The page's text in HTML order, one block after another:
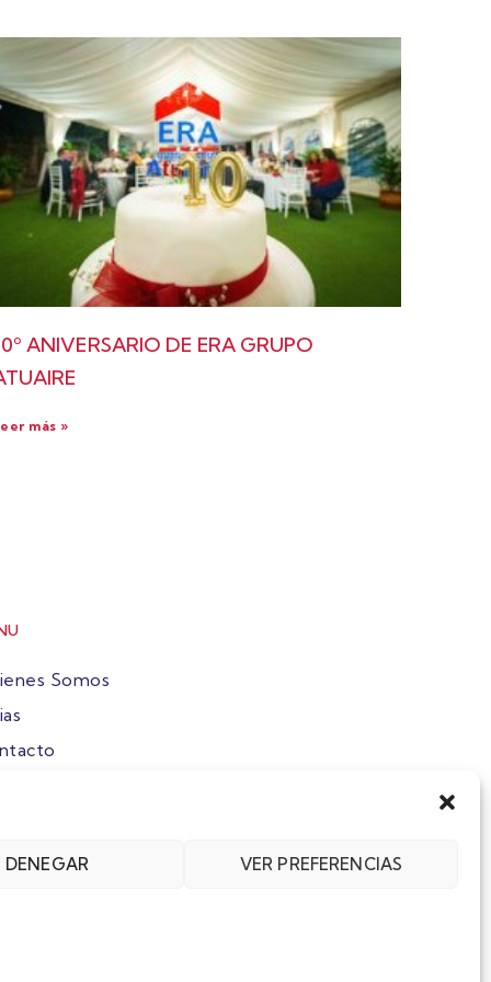
DENEGAR VER PREFERENCIAS
ANIVERSARIO DE ERA GRUPO
más »
Somos